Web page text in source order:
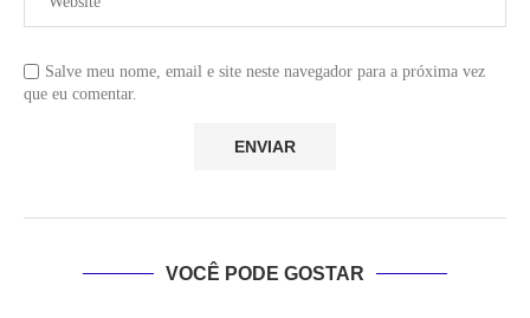
Salve meu nome, email e site neste navegador para a próxima vez
que eu comentar.
VOCÊ PODE GOSTAR